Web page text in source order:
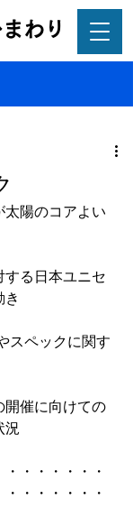
わり
陽のコアよい
る日本ユニセ
き
スペックに関す
催に向けての
況
・・・・・・
・・・・・・